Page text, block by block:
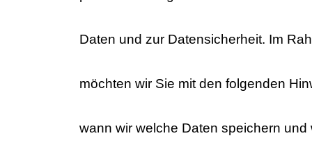
Daten und zur Datensicherheit. Im
möchten wir Sie mit den folgenden
wann wir welche Daten speichern